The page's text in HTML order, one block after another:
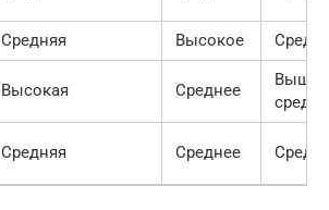
Средняя Высокое
Высокая Среднее
Выше
Средняя Среднее